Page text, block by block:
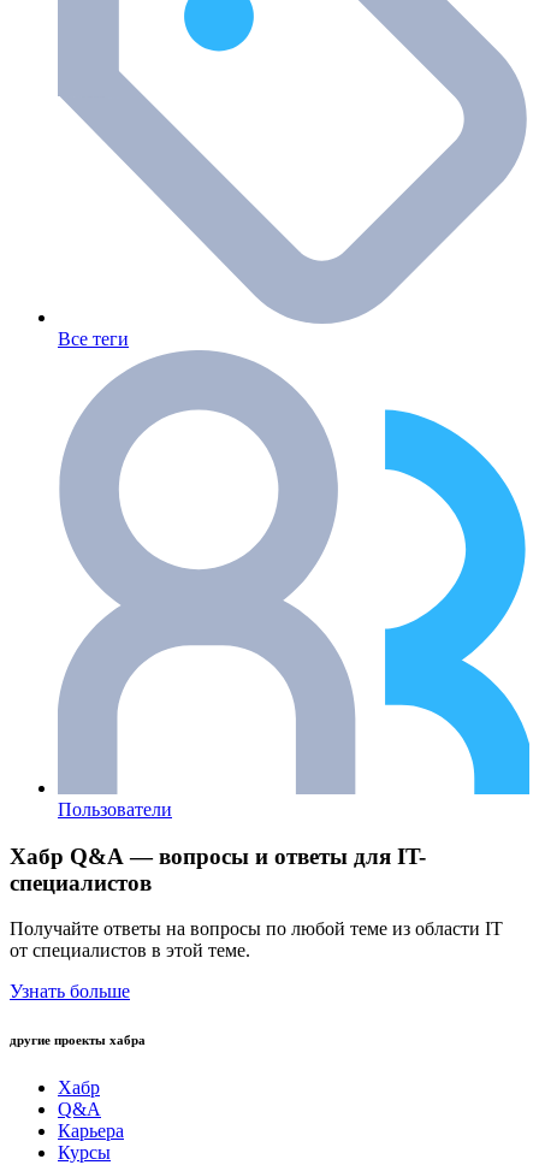
Все теги
Пользователи
Хабр Q&A — вопросы и ответы для IT-
специалистов
Получайте ответы на вопросы по любой теме из области IT
от специалистов в этой теме.
Узнать больше
другие проекты хабра
Хабр
Q&A
Карьера
Курсы